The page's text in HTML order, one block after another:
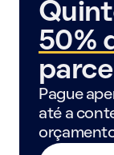
50%
Pague
até a